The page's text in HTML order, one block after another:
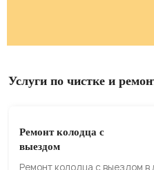
Услуги по чистке и
Ремонт колодца с
выездом
Ремонт колодца с выездом в